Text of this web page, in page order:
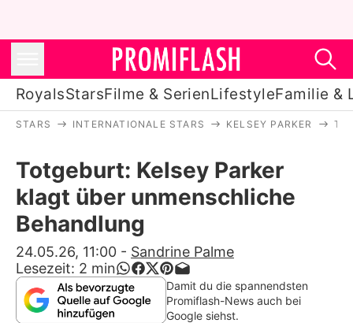
RoyalsStarsFilme & SerienLifestyleFamilie &
Stars
Filme & Serien
Lifestyle
Familie & Liebe
Promiflash Exklusiv
STARS INTERNATIONALE STARS KELSEY PARKER
Totgeburt: Kelsey Parker
klagt über unmenschliche
Behandlung
24.05.26, 11:00 - Sandrine Palme
Lesezeit: 2 min
Damit du die spannendsten
Promiflash-News auch bei
Google siehst.